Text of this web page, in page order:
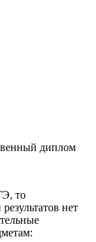
диплом
то
нет